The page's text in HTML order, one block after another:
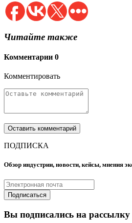
Читайте также
Комментарии 0
Комментировать
ПОДПИСКА
Обзор индустрии, новости, кейсы, мнения
Вы подписались на рассылку